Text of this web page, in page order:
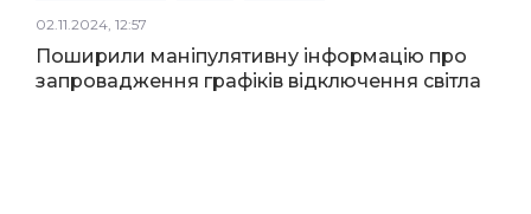
02.11.2024, 12:57
Поширили маніпулятивну інформацію про
запровадження графіків відключення світла